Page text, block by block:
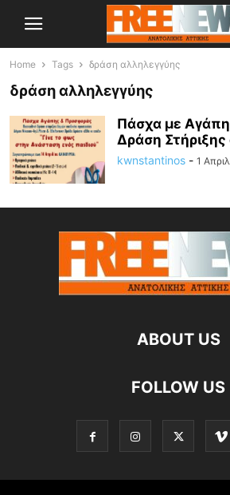
Home Tags δράση αλληλεγγύης
δράση αλληλεγγύης
Πάσχα με Αγάπη
Δράση
kwnstantinos - 1
ABOUT US
FOLLOW US